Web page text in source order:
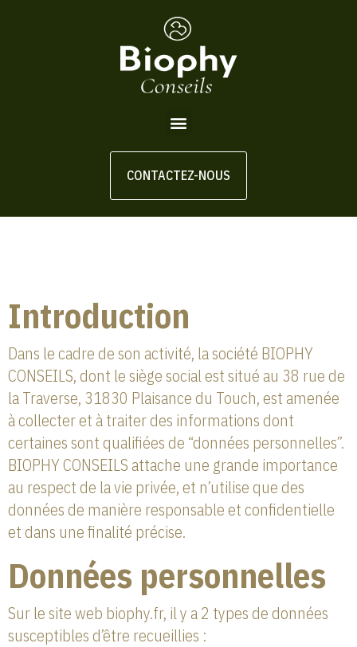
CONTACTEZ-NOUS
Introduction
Dans le cadre de son activité, la société BIOPHY
CONSEILS, dont le siège social est situé au 38 rue de
la Traverse, 31830 Plaisance du Touch, est amenée
à collecter et à traiter des informations dont
certaines sont qualifiées de “données personnelles”.
BIOPHY CONSEILS attache une grande importance
au respect de la vie privée, et n’utilise que des
données de manière responsable et confidentielle
et dans une finalité précise.
Données personnelles
Sur le site web biophy.fr, il y a 2 types de données
susceptibles d’être recueillies :